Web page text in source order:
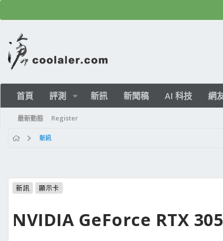
首頁 評測 新訊 新聞稿 AI 科技 網
最新動態 Register
新訊
新訊 顯示卡
NVIDIA GeForce RTX